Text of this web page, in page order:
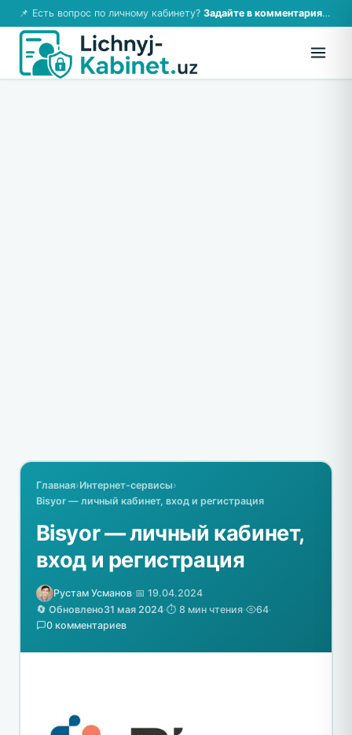
📌 Есть вопрос по личному кабинету? Задайте в комментариях — ответим!
Главная›Интернет-сервисы›
Bisyor — личный кабинет, вход и регистрация
Bisyor — личный кабинет,
вход и регистрация
Рустам Усманов·📅 19.04.2024
🔄 Обновлено31 мая 2024·⏱️ 8 мин чтения· 64·
0 комментариев